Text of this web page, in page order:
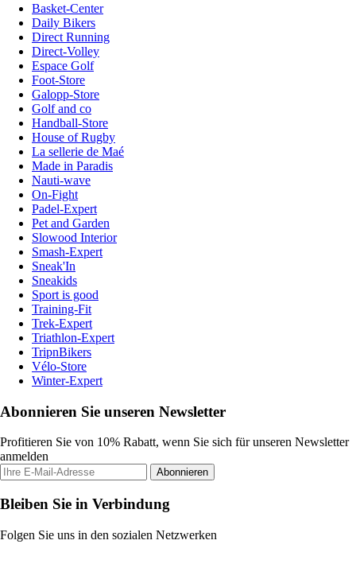
Basket-Center
Daily Bikers
Direct Running
Direct-Volley
Espace Golf
Foot-Store
Galopp-Store
Golf and co
Handball-Store
House of Rugby
La sellerie de Maé
Made in Paradis
Nauti-wave
On-Fight
Padel-Expert
Pet and Garden
Slowood Interior
Smash-Expert
Sneak'In
Sneakids
Sport is good
Training-Fit
Trek-Expert
Triathlon-Expert
TripnBikers
Vélo-Store
Winter-Expert
Abonnieren Sie unseren Newsletter
Profitieren Sie von 10% Rabatt, wenn Sie sich für unseren Newsletter
anmelden
Abonnieren
Bleiben Sie in Verbindung
Folgen Sie uns in den sozialen Netzwerken